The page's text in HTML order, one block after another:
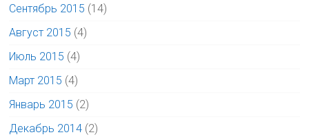
Сентябрь 2015 (14)
Август 2015 (4)
Июль 2015 (4)
Март 2015 (4)
Январь 2015 (2)
Декабрь 2014 (2)